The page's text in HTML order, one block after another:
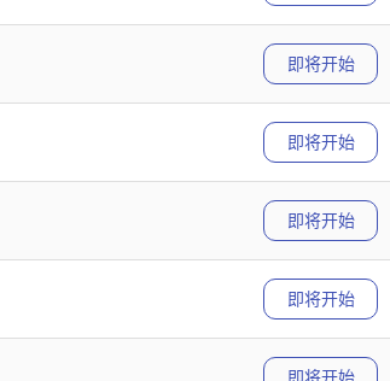
即将开始
即将开始
即将开始
即将开始